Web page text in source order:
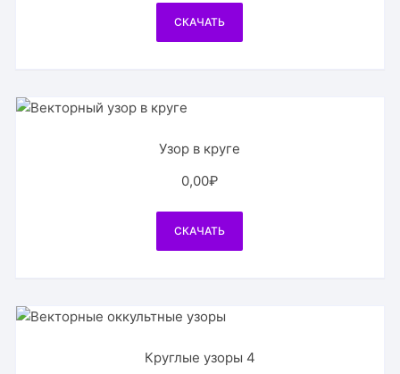
СКАЧАТЬ
Узор в круге
0,00₽
СКАЧАТЬ
Круглые узоры 4